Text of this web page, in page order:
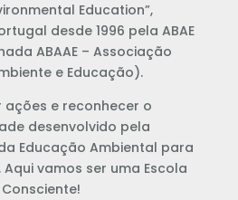
Education”,
desde 1996 pela ABAE
ABAAE – Associação
e Educação).
ações e reconhecer o
desenvolvido pela
Educação Ambiental para
vamos ser uma Escola